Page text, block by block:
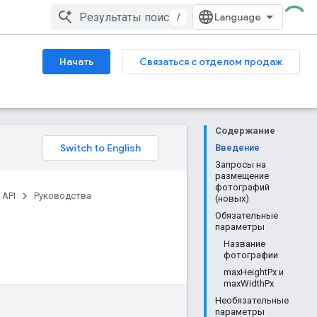
/
Начать Связаться с отделом продаж
Содержание
Введение
Запросы на
размещение
фотографий
(новых)
Обязательные
параметры
Название
фотографии
maxHeightPx и
maxWidthPx
Необязательные
параметры
Руководства